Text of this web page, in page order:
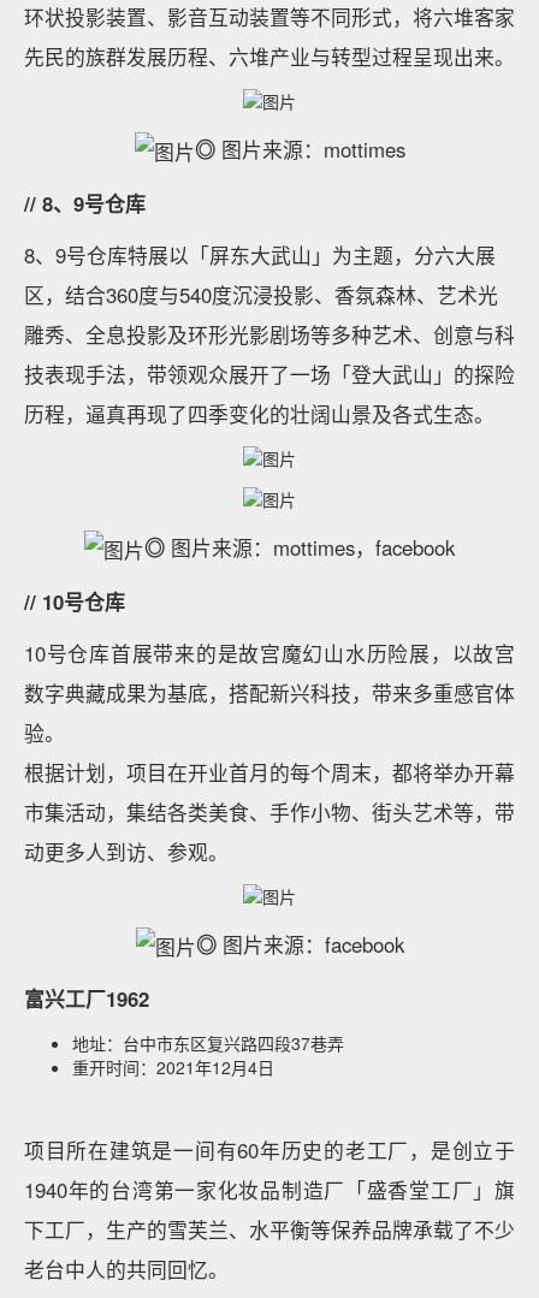
环状投影装置、影音互动装置等不同形式，将六堆客家
先民的族群发展历程、六堆产业与转型过程呈现出来。
◎ 图片来源：mottimes
// 8、9号仓库
8、9号仓库特展以「屏东大武山」为主题，分六大展
区，结合360度与540度沉浸投影、香氛森林、艺术光
雕秀、全息投影及环形光影剧场等多种艺术、创意与科
技表现手法，带领观众展开了一场「登大武山」的探险
历程，逼真再现了四季变化的壮阔山景及各式生态。
◎ 图片来源：mottimes，facebook
// 10号仓库
10号仓库首展带来的是故宫魔幻山水历险展，以故宫
数字典藏成果为基底，搭配新兴科技，带来多重感官体
验。
根据计划，项目在开业首月的每个周末，都将举办开幕
市集活动，集结各类美食、手作小物、街头艺术等，带
动更多人到访、参观。
◎ 图片来源：facebook
富兴工厂1962
地址：台中市东区复兴路四段37巷弄
重开时间：2021年12月4日
项目所在建筑是一间有60年历史的老工厂，是创立于
1940年的台湾第一家化妆品制造厂「盛香堂工厂」旗
下工厂，生产的雪芙兰、水平衡等保养品牌承载了不少
老台中人的共同回忆。